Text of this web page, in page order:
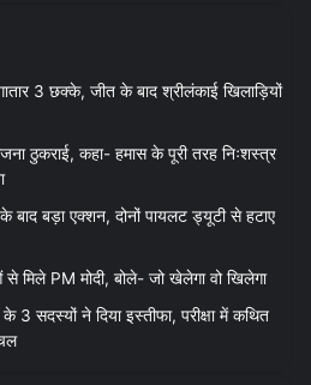
3 छक्के, जीत के बाद श्रीलंकाई खिलाड़ियों
ठुकराई, कहा- हमास के पूरी तरह निःशस्त्र
बाद बड़ा एक्शन, दोनों पायलट ड्यूटी से हटाए
मिले PM मोदी, बोले- जो खेलेगा वो खिलेगा
सदस्यों ने दिया इस्तीफा, परीक्षा में कथित